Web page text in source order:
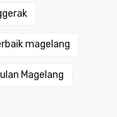
magelang
Magelang